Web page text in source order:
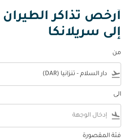
أرخص تذاكر
إلى سريلانكا
من
flight_takeoff
الى
flight_land
فئة المقصورة